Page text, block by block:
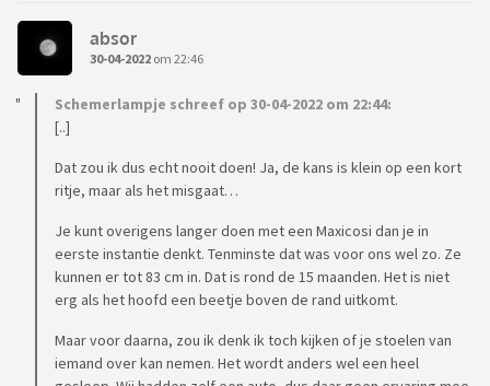
absor
30-04-2022 om 22:46
Schemerlampje schreef op 30-04-2022 om 22:44:
[..]
Dat zou ik dus echt nooit doen! Ja, de kans is klein op een kort
ritje, maar als het misgaat…
Je kunt overigens langer doen met een Maxicosi dan je in
eerste instantie denkt. Tenminste dat was voor ons wel zo. Ze
kunnen er tot 83 cm in. Dat is rond de 15 maanden. Het is niet
erg als het hoofd een beetje boven de rand uitkomt.
Maar voor daarna, zou ik denk ik toch kijken of je stoelen van
iemand over kan nemen. Het wordt anders wel een heel